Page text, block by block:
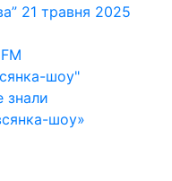
21 травня 2025
шоу"
знали
шоу»